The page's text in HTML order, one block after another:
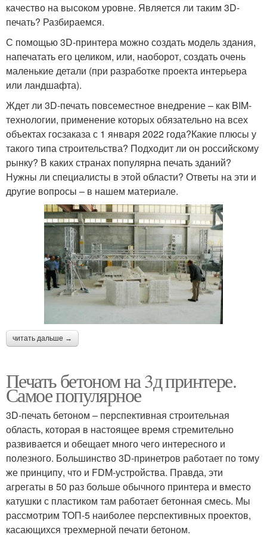
качество на высоком уровне. Является ли таким 3D-
печать? Разбираемся.
С помощью 3D-принтера можно создать модель здания,
напечатать его целиком, или, наоборот, создать очень
маленькие детали (при разработке проекта интерьера
или ландшафта).
Ждет ли 3D-печать повсеместное внедрение – как BIM-
технологии, применение которых обязательно на всех
объектах госзаказа с 1 января 2022 года?Какие плюсы у
такого типа строительства? Подходит ли он российскому
рынку? В каких странах популярна печать зданий?
Нужны ли специалисты в этой области? Ответы на эти и
другие вопросы – в нашем материале.
читать дальше →
Печать бетоном на 3д принтере.
Самое популярное
3D-печать бетоном – перспективная строительная
область, которая в настоящее время стремительно
развивается и обещает много чего интересного и
полезного. Большинство 3D-принетров работает по тому
же принципу, что и FDM-устройства. Правда, эти
агрегаты в 50 раз больше обычного принтера и вместо
катушки с пластиком там работает бетонная смесь. Мы
рассмотрим ТОП-5 наиболее перспективных проектов,
касающихся трехмерной печати бетоном.